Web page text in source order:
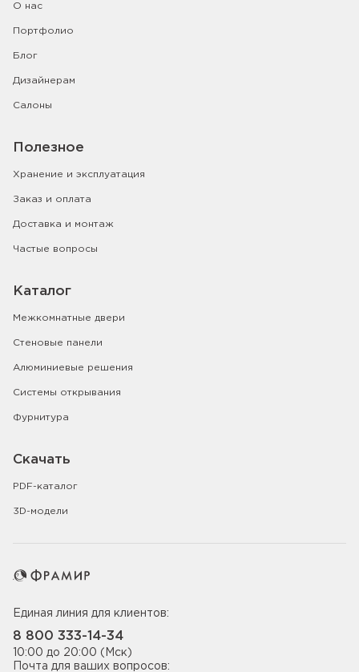
О нас
Портфолио
Блог
Дизайнерам
Салоны
Полезное
Хранение и эксплуатация
Заказ и оплата
Доставка и монтаж
Частые вопросы
Каталог
Межкомнатные двери
Стеновые панели
Алюминиевые решения
Системы открывания
Фурнитура
Скачать
PDF-каталог
3D-модели
Единая линия для клиентов:
8 800 333-14-34
10:00 до 20:00 (Мск)
Почта для ваших вопросов: